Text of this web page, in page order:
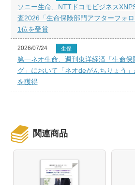
ソニー生命、NTTドコモビジネス
査2026「生命保険部門アフターフォ
1位を受賞
2026/07/24 生保
第一ネオ生命、週刊東洋経済「生命保
グ」において「ネオdeがんちりょう
を獲得
関連商品